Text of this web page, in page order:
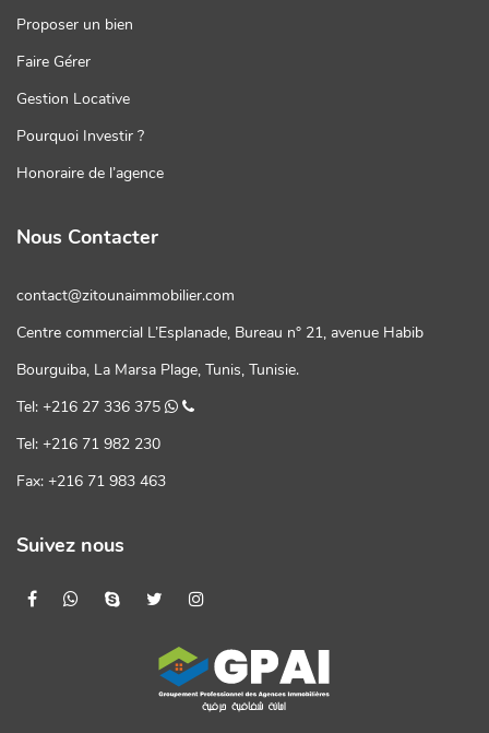
Proposer un bien
Faire Gérer
Gestion Locative
Pourquoi Investir ?
Honoraire de l’agence
Nous Contacter
contact@zitounaimmobilier.com
Centre commercial L’Esplanade, Bureau n° 21, avenue Habib
Bourguiba, La Marsa Plage, Tunis, Tunisie.
Tel: +216 27 336 375
Tel: +216 71 982 230
Fax: +216 71 983 463
Suivez nous